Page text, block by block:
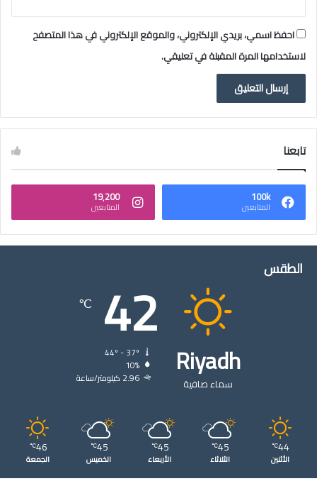
ة
و
ا
ل
د
احفظ اسمي، بريدي الإلكتروني، والموقع الإلكتروني في هذا المتصفح
لاستخدامها المرة المقبلة في تعليقي.
تابعنا
100k
المتابعين
19٬200
المتابعين
الطقس
Riyadh
سماء صافية
42
℃
10%
2.96 كيلومتر/ساعة
44
℃
الأثنين
45
℃
الثلاثاء
45
℃
الأربعاء
45
℃
الخميس
46
℃
الجمعة